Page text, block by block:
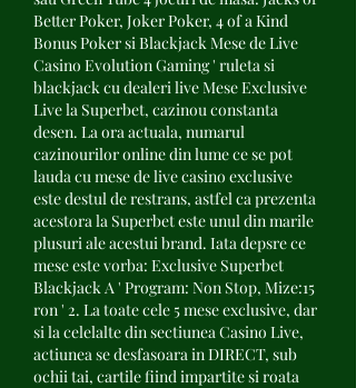
Better Poker, Joker Poker, 4 of a Kind
Bonus Poker si Blackjack Mese de Live
Casino Evolution Gaming ' ruleta si
blackjack cu dealeri live Mese Exclusive
Live la Superbet, cazinou constanta
desen. La ora actuala, numarul
cazinourilor online din lume ce se pot
lauda cu mese de live casino exclusive
este destul de restrans, astfel ca prezenta
acestora la Superbet este unul din marile
plusuri ale acestui brand. Iata depsre ce
mese este vorba: Exclusive Superbet
Blackjack A ' Program: Non Stop, Mize:15
ron ' 2. La toate cele 5 mese exclusive, dar
si la celelalte din sectiunea Casino Live,
actiunea se desfasoara in DIRECT, sub
ochii tai, cartile fiind impartite si roata